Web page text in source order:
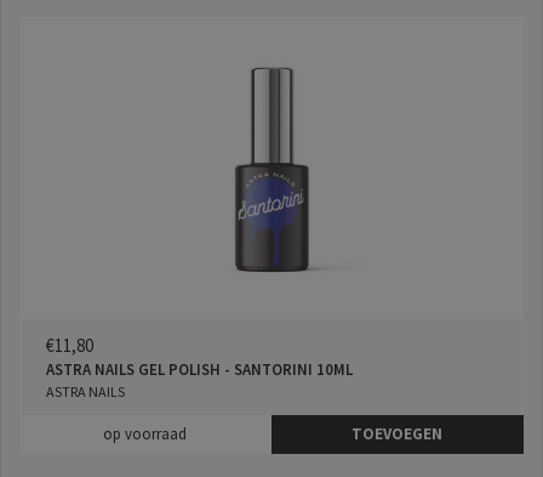
€11,80
ASTRA NAILS GEL POLISH - SANTORINI 10ML
ASTRA NAILS
op voorraad TOEVOEGEN